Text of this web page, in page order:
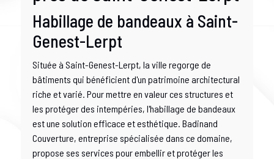
Habillage de bandeaux à Saint-
Genest-Lerpt
Située à Saint-Genest-Lerpt, la ville regorge de
bâtiments qui bénéficient d'un patrimoine architectural
riche et varié. Pour mettre en valeur ces structures et
les protéger des intempéries, l'habillage de bandeaux
est une solution efficace et esthétique. Badinand
Couverture, entreprise spécialisée dans ce domaine,
propose ses services pour embellir et protéger les